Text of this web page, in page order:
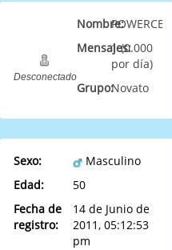
Desconectado
Nombre:POWERCELL
Mensajes:1 (0.000
por día)
Grupo:Novato
Sexo:
Masculino
Edad:
50
Fecha de
registro:
14 de Junio de
2011, 05:12:53
pm